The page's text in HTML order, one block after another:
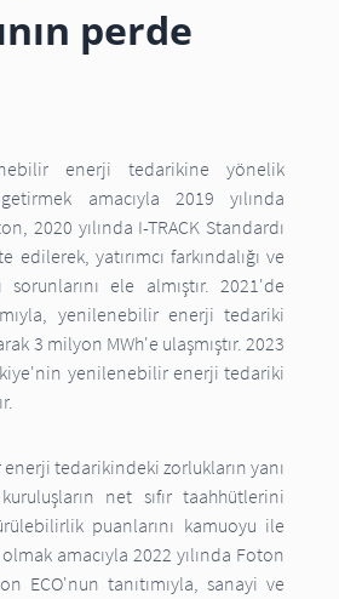
perde
enerji tedarikine yönelik
amacıyla 2019 yılında
2020 yılında I-TRACK Standardı
edilerek, yatırımcı farkındalığı ve
ele almıştır. 2021'de
yenilenebilir enerji tedariki
3 milyon MWh'e ulaşmıştır. 2023
yenilenebilir enerji tedariki
tedarikindeki zorlukların yanı
net sıfır taahhütlerini
puanlarını kamuoyu ile
amacıyla 2022 yılında Foton
ECO'nun tanıtımıyla, sanayi ve